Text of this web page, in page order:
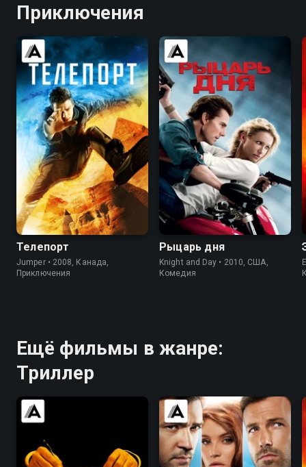
Приключения
7.0 6.1
Телепорт
Jumper • 2008, Канада,
Приключения
7.1 6.3
Рыцарь дня
Knight and Day • 2010, США,
Комедия
Ещё фильмы в жанре:
Триллер